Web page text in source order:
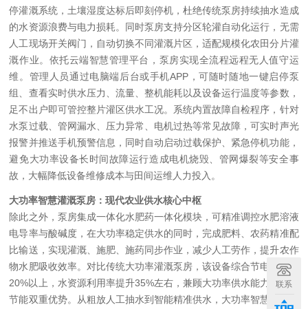
停灌溉系统，土壤湿度达标后即刻停机，杜绝传统泵房持续抽水造成
的水资源浪费与电力损耗。同时泵房支持分区轮灌自动化运行，无需
人工现场开关阀门，自动切换不同灌溉片区，适配规模化农田分片灌
溉作业。依托云端智慧管理平台，泵房实现全流程远程无人值守运
维。管理人员通过电脑端后台或手机APP，可随时随地一键启停泵
组、查看实时供水压力、流量、整机能耗以及设备运行温度等参数，
足不出户即可管控整片灌区供水工况。系统内置故障自检程序，针对
水泵过载、管网漏水、压力异常、电机过热等常见故障，可实时声光
报警并推送手机预警信息，同时自动启动过载保护、紧急停机功能，
避免大功率设备长时间故障运行造成电机烧毁、管网爆裂等安全事
故，大幅降低设备维修成本与田间运维人力投入。
大功率智慧灌溉泵房：现代农业供水核心中枢
除此之外，泵房集成一体化水肥药一体化模块，可精准调控水肥溶液
电导率与酸碱度，在大功率稳定供水的同时，完成肥料、农药精准配
比输送，实现灌溉、施肥、施药同步作业，减少人工劳作，提升农作
物水肥吸收效率。对比传统大功率灌溉泵房，该设备综合节电率可达
20%以上，水资源利用率提升35%左右，兼顾大功率供水能力与绿色
节能双重优势。从粗放人工抽水到智能精准供水，大功率智慧灌溉泵
联系